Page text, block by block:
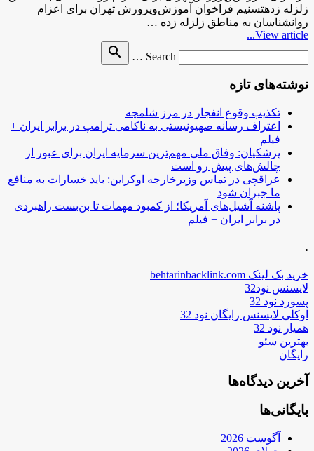
زلزله زدهتسنیم فراخوان آموزش‌وپرورش تهران برای اعزام
روانشناسان به مناطق زلزله زده …
View article...
Search …
search
نوشته‌های تازه
تکذیب وقوع انفجار در مرز شلمچه
اعتراف رسانه صهیونیستی به ناکامی ترامپ در برابر ایران +
فیلم
پزشکیان: وفاق ملی مهم‌ترین سرمایه ایران برای عبور از
چالش‌های پیش رو است
عراقچی در تماس وزیرخارجه اوکراین: باید خسارات به منافع
ما جبران شود
پاشنه آشیل‌های آمریکا؛ از کمبود مهمات تا بن‌بست راهبردی
در برابر ایران + فیلم
.
خرید بک لینک behtarinbacklink.com
لایسنس نود32
پسورد نود 32
اوکلی لایسنس رایگان نود 32
همیار نود 32
بهترین سئو
رایگان
آخرین دیدگاه‌ها
بایگانی‌ها
آگوست 2026